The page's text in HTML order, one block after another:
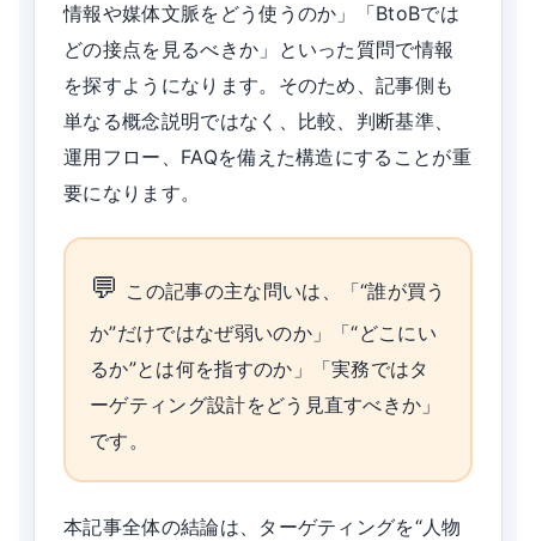
情報や媒体文脈をどう使うのか」「BtoBでは
どの接点を見るべきか」といった質問で情報
を探すようになります。そのため、記事側も
単なる概念説明ではなく、比較、判断基準、
運用フロー、FAQを備えた構造にすることが重
要になります。
この記事の主な問いは、「“誰が買う
か”だけではなぜ弱いのか」「“どこにい
るか”とは何を指すのか」「実務ではタ
ーゲティング設計をどう見直すべきか」
です。
本記事全体の結論は、ターゲティングを“人物